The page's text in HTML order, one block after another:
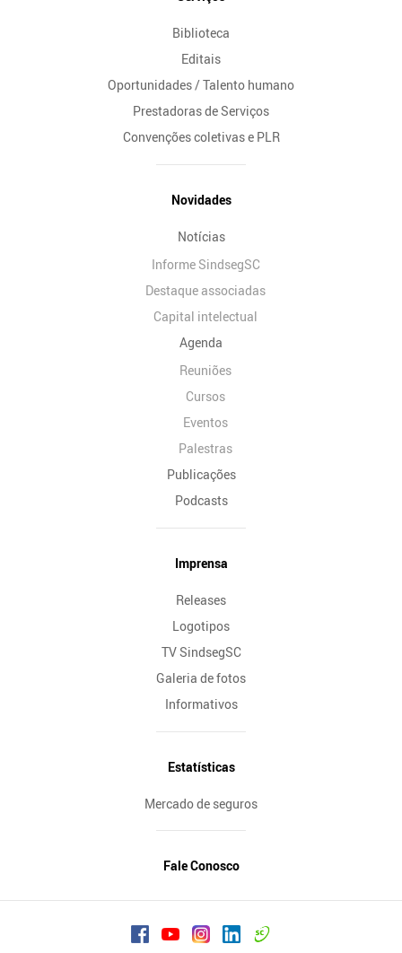
Biblioteca
Editais
Oportunidades / Talento humano
Prestadoras de Serviços
Convenções coletivas e PLR
Novidades
Notícias
Informe SindsegSC
Destaque associadas
Capital intelectual
Agenda
Reuniões
Cursos
Eventos
Palestras
Publicações
Podcasts
Imprensa
Releases
Logotipos
TV SindsegSC
Galeria de fotos
Informativos
Estatísticas
Mercado de seguros
Fale Conosco